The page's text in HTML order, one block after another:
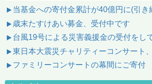
当基金への寄付金累計が40億円に(引き
歳末たすけあい募金、受付中です
台風19号による災害義援金の受付をし
東日本大震災チャリティーコンサート
ファミリーコンサートの幕間にご寄付